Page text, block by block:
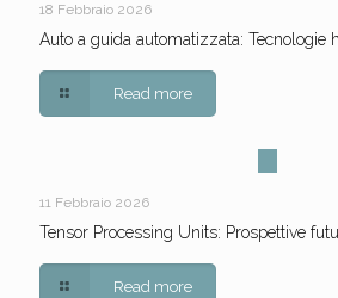
18 Febbraio 2026
Auto a guida automatizzata: Tecnologie
Read more
11 Febbraio 2026
Tensor Processing Units: Prospettive
Read more